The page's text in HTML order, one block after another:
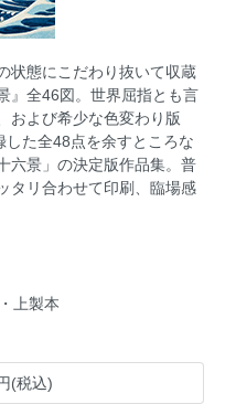
状態にこだわり抜いて収蔵
』全46図。世界屈指とも言
および希少な色変わり版
した全48点を余すところな
六景」の決定版作品集。普
タリ合わせて印刷、臨場感
上製本
(税込)